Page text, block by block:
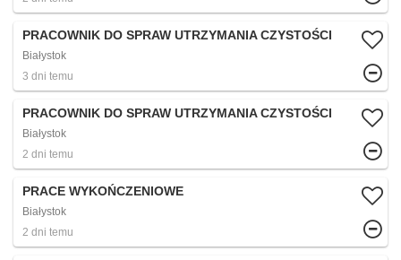
PRACOWNIK DO SPRAW UTRZYMANIA CZYSTOŚCI
Białystok
3 dni temu
PRACOWNIK DO SPRAW UTRZYMANIA CZYSTOŚCI
Białystok
2 dni temu
PRACE WYKOŃCZENIOWE
Białystok
2 dni temu